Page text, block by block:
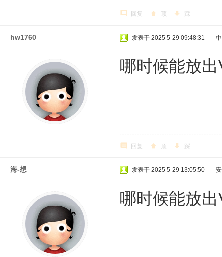
回复 顶 踩
hw1760 发表于 2025-5-29 09:48:31
哪时候能放
回复 顶 踩
海-想 发表于 2025-5-29 13:05:50
哪时候能放